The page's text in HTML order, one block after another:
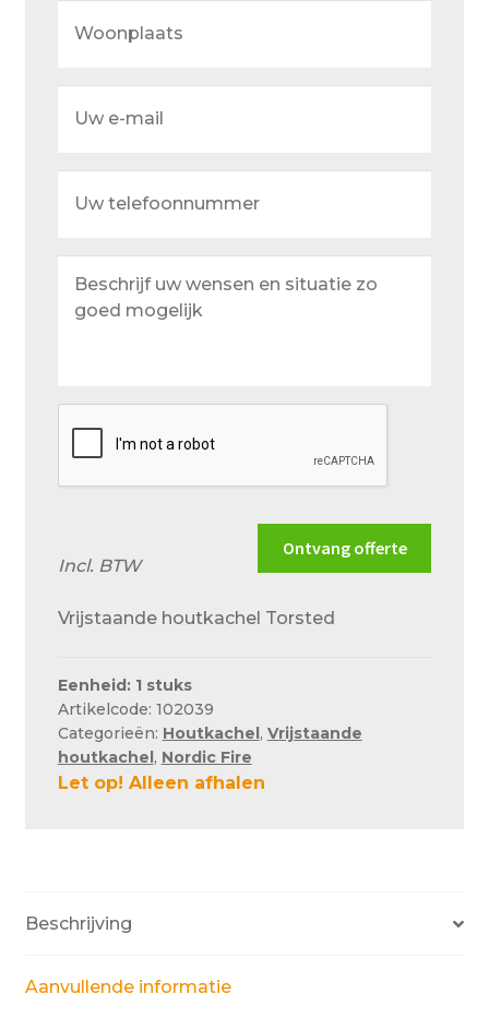
Service en onderhoud
Verzending en bezorging
Winkelmand
telefoonnummer
uw
wensen
Ontvang offerte
Incl. BTW
Vrijstaande houtkachel Torsted
Eenheid: 1 stuks
Artikelcode: 102039
Categorieën: Houtkachel, Vrijstaande
houtkachel, Nordic Fire
Let op! Alleen afhalen
Beschrijving
Aanvullende informatie